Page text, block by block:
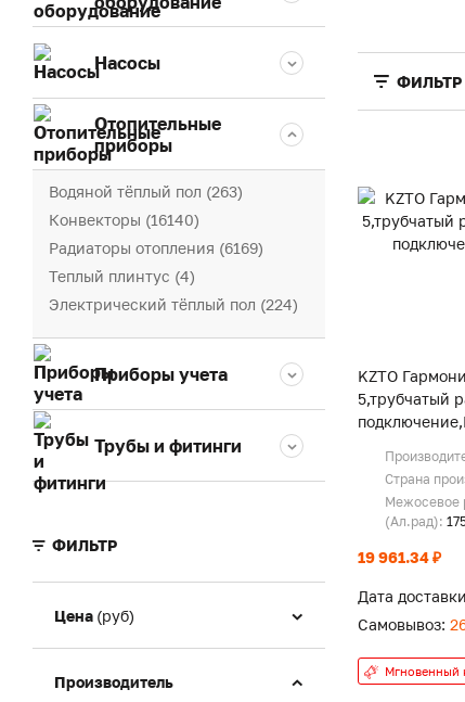
Насосы
Отопительные
приборы
Водяной тёплый пол (263)
Конвекторы (16140)
Радиаторы отопления (6169)
Теплый плинтус (4)
Электрический тёплый пол (224)
Приборы учета
Трубы и фитинги
ФИЛЬТР
Цена (руб)
Производитель
ФИЛЬТР
KZTO
5,трубчатый
Страна
Межосевое
(Ал.рад):
19 961.34 ₽
Дата
Самовывоз:
Мгновенный